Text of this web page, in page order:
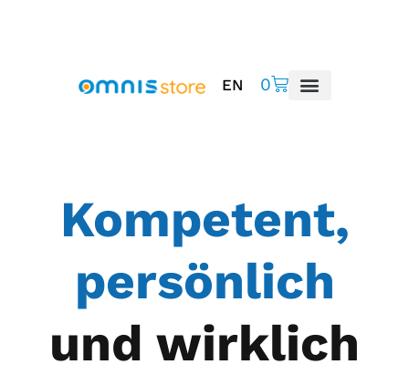
EN 0
Kompetent,
persönlich
und wirklich